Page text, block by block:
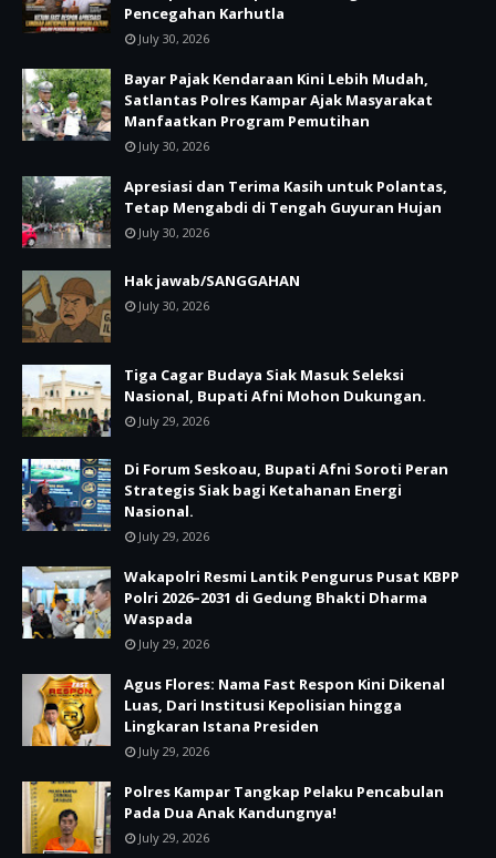
Pencegahan Karhutla
July 30, 2026
Bayar Pajak Kendaraan Kini Lebih Mudah,
Satlantas Polres Kampar Ajak Masyarakat
Manfaatkan Program Pemutihan
July 30, 2026
Apresiasi dan Terima Kasih untuk Polantas,
Tetap Mengabdi di Tengah Guyuran Hujan
July 30, 2026
Hak jawab/SANGGAHAN
July 30, 2026
Tiga Cagar Budaya Siak Masuk Seleksi
Nasional, Bupati Afni Mohon Dukungan.
July 29, 2026
Di Forum Seskoau, Bupati Afni Soroti Peran
Strategis Siak bagi Ketahanan Energi
Nasional.
July 29, 2026
Wakapolri Resmi Lantik Pengurus Pusat KBPP
Polri 2026–2031 di Gedung Bhakti Dharma
Waspada
July 29, 2026
Agus Flores: Nama Fast Respon Kini Dikenal
Luas, Dari Institusi Kepolisian hingga
Lingkaran Istana Presiden
July 29, 2026
Polres Kampar Tangkap Pelaku Pencabulan
Pada Dua Anak Kandungnya!
July 29, 2026